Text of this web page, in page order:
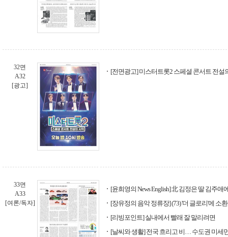
32면
A32
[광고]
[전면광고] 미스터트롯2 스페셜 콘서트 전설
33면
A33
[여론/독자]
[윤희영의 News English] 北 김정은 딸 김주애
[장유정의 음악 정류장] (73) '더 글로리'에 소
[리빙포인트] 실내에서 빨래 잘 말리려면
[날씨와 생활] 전국 흐리고 비… 수도권 미세